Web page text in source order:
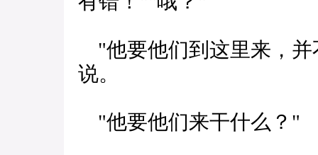
"他要他们到这里来，并
说。
"他要他们来干什么？"